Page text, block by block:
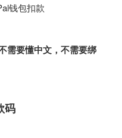
钱包扣款
需要懂中文，不需要绑
码